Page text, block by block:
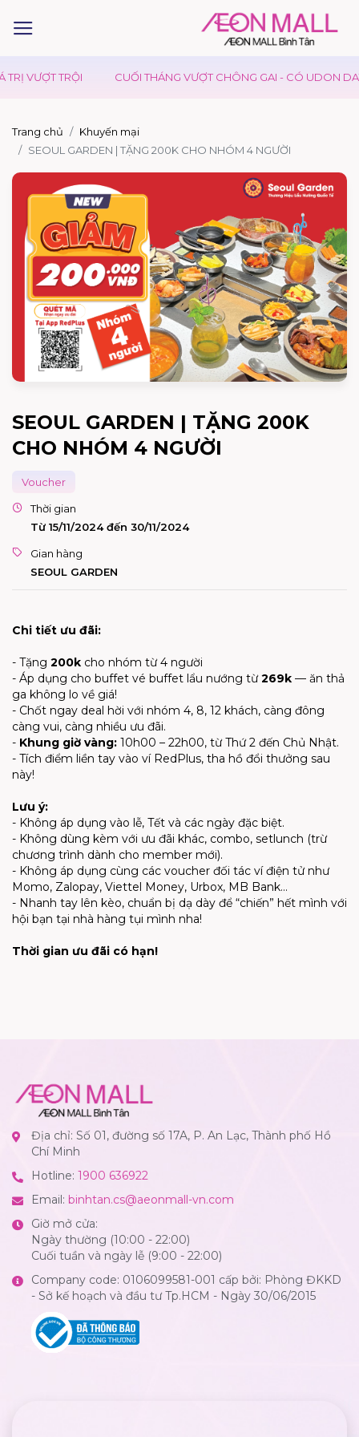
VƯỢT TRỘI CUỐI THÁNG VƯỢT CHÔNG GAI - CÓ UDON DAY
Trang chủ
Khuyến mại
SEOUL GARDEN | TẶNG 200K CHO NHÓM 4 NGƯỜI
SEOUL GARDEN | TẶNG 200K
CHO NHÓM 4 NGƯỜI
Voucher
Thời gian
Từ 15/11/2024 đến 30/11/2024
Gian hàng
SEOUL GARDEN
Chi tiết ưu đãi:
- Tặng 200k cho nhóm từ 4 người
- Áp dụng cho buffet vé buffet lẩu nướng từ269k — ăn thả
ga không lo về giá!
- Chốt ngay deal hời với nhóm 4, 8, 12 khách, càng đông
càng vui, càng nhiều ưu đãi.
- Khung giờ vàng: 10h00 – 22h00, từ Thứ 2 đến Chủ Nhật.
- Tích điểm liền tay vào ví RedPlus, tha hồ đổi thưởng sau
này!
Lưu ý:
- Không áp dụng vào lễ, Tết và các ngày đặc biệt.
- Không dùng kèm với ưu đãi khác, combo, setlunch (trừ
chương trình dành cho member mới).
- Không áp dụng cùng các voucher đối tác ví điện tử như
Momo, Zalopay, Viettel Money, Urbox, MB Bank…
- Nhanh tay lên kèo, chuẩn bị dạ dày để “chiến” hết mình với
hội bạn tại nhà hàng tụi mình nha!
Thời gian ưu đãi có hạn!
Địa chỉ: Số 01, đường số 17A, P. An Lạc, Thành phố Hồ
Chí Minh
Hotline: 1900 636922
Email: binhtan.cs@aeonmall-vn.com
Giờ mở cửa:
Ngày thường (10:00 - 22:00)
Cuối tuần và ngày lễ (9:00 - 22:00)
Company code: 0106099581-001 cấp bởi: Phòng ĐKKD
- Sở kế hoạch và đầu tư Tp.HCM - Ngày 30/06/2015